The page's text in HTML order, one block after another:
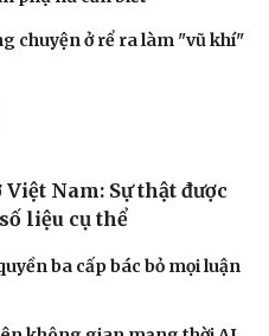
Cấp phép UAV phải gắn với
hoàn thiện Luật phòng
sự